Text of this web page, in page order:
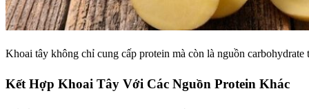
Khoai tây không chỉ cung cấp protein mà còn là nguồn carbohydrate
Kết Hợp Khoai Tây Với Các Nguồn Protein Khác